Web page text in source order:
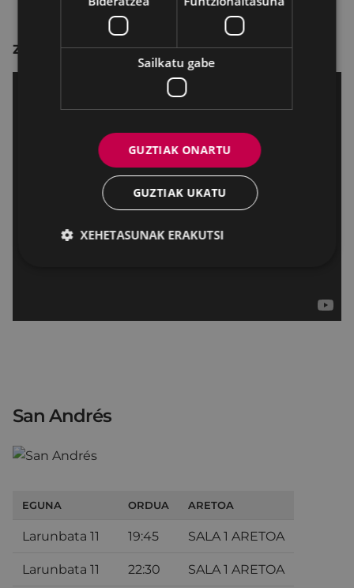
Zuzendaritza:Kyle Balda eta Pierre Coffin.
San Andrés
EGUNA ORDUA ARETOA
Larunbata 11 19:45 SALA 1 ARETOA
Larunbata 11 22:30 SALA 1 ARETOA
Sailkatu gabe
GUZTIAK ONARTU
GUZTIAK UKATU
XEHETASUNAK ERAKUTSI